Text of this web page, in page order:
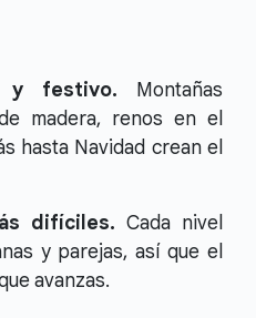
y festivo. Montañas
madera, renos en el
hasta Navidad crean el
difíciles. Cada nivel
y parejas, así que el
avanzas.